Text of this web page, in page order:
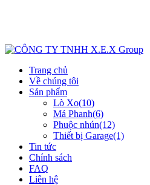
Trang chủ
Về chúng tôi
Sản phẩm
Lò Xo(10)
Má Phanh(6)
Phuộc nhún(12)
Thiết bị Garage(1)
Tin tức
Chính sách
FAQ
Liên hệ